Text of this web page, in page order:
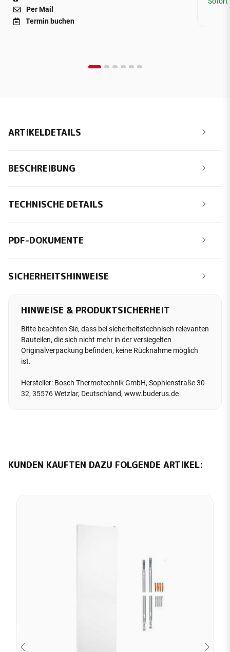
Per Mail
Termin buchen
ARTIKELDETAILS
BESCHREIBUNG
TECHNISCHE DETAILS
PDF-DOKUMENTE
SICHERHEITSHINWEISE
HINWEISE & PRODUKTSICHERHEIT
Bitte beachten Sie, dass bei sicherheitstechnisch relevanten
Bauteilen, die sich nicht mehr in der versiegelten
Originalverpackung befinden, keine Rücknahme möglich
ist.
Hersteller: Bosch Thermotechnik GmbH, Sophienstraße 30-
32, 35576 Wetzlar, Deutschland, www.buderus.de
KUNDEN KAUFTEN DAZU FOLGENDE ARTIKEL: